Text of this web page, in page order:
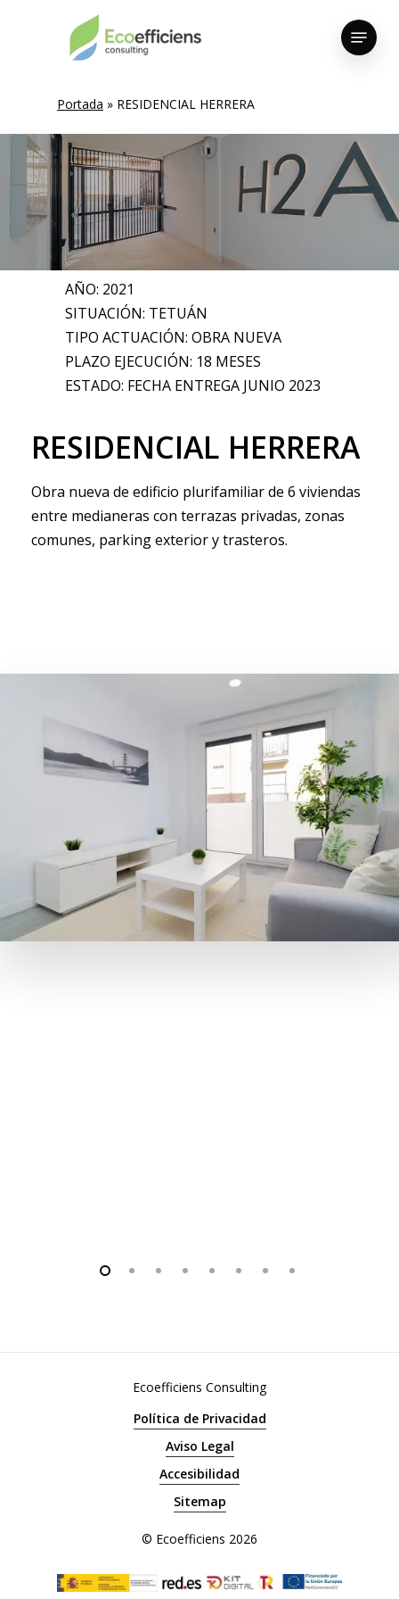
Menu
Portada » RESIDENCIAL HERRERA
RESIDENCIAL HERRERA
Obra nueva de edificio plurifamiliar de 6 viviendas
entre medianeras con terrazas privadas, zonas
comunes, parking exterior y trasteros.
AÑO: 2021
SITUACIÓN: TETUÁN
TIPO ACTUACIÓN: OBRA NUEVA
PLAZO EJECUCIÓN: 18 MESES
ESTADO: FECHA ENTREGA JUNIO 2023
Ecoefficiens Consulting
Política de Privacidad
Aviso Legal
Accesibilidad
Sitemap
© Ecoefficiens 2026
Close